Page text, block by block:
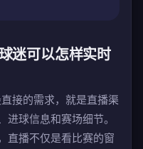
迷可以怎样实时
接的需求，就是直播渠
球信息和赛场细节。
直播不仅是看比赛的窗